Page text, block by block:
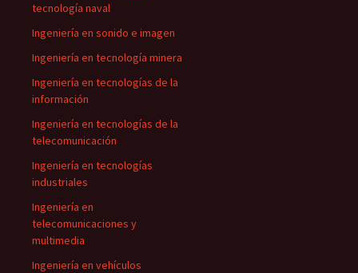
tecnología naval
Ingeniería en sonido e imagen
Ingeniería en tecnología minera
Ingeniería en tecnologías de la
información
Ingeniería en tecnologías de la
telecomunicación
Ingeniería en tecnologías
industriales
Ingeniería en
telecomunicaciones y
multimedia
Ingeniería en vehículos